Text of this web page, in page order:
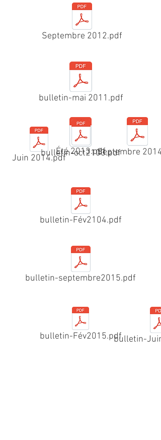
Septembre 2012.pdf
bulletin-mai 2011.pdf
Juin 2014.pdf
Septembre
bulletin-oct2103.pdf
Été 2013.pdf
bulletin-Fév2104.pdf
bulletin-septembre2015.pdf
bulletin-Fév2015.pdfbulletin-